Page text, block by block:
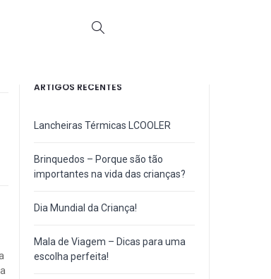
ARTIGOS RECENTES
Lancheiras Térmicas LCOOLER
Brinquedos – Porque são tão
importantes na vida das crianças?
Dia Mundial da Criança!
Mala de Viagem – Dicas para uma
escolha perfeita!